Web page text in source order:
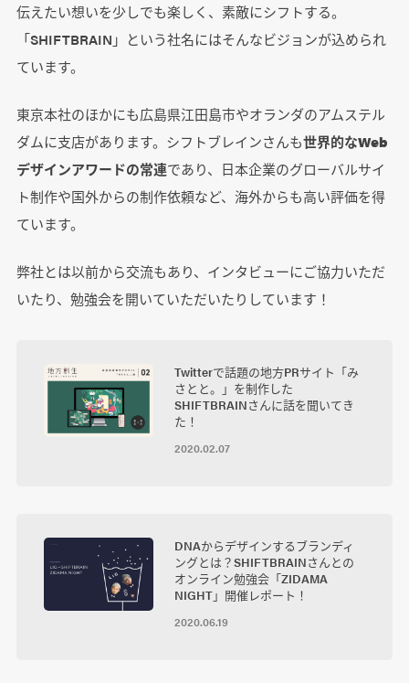
伝えたい想いを少しでも楽しく、素敵にシフトする。
「SHIFTBRAIN」という社名にはそんなビジョンが込められ
ています。
東京本社のほかにも広島県江田島市やオランダのアムステル
ダムに支店があります。シフトブレインさんも世界的なWeb
デザインアワードの常連であり、日本企業のグローバルサイ
ト制作や国外からの制作依頼など、海外からも高い評価を得
ています。
弊社とは以前から交流もあり、インタビューにご協力いただ
いたり、勉強会を開いていただいたりしています！
Twitterで話題の地方PRサイト「み
さとと。」を制作した
SHIFTBRAINさんに話を聞いてき
た！
2020.02.07
DNAからデザインするブランディ
ングとは？SHIFTBRAINさんとの
オンライン勉強会「ZIDAMA
NIGHT」開催レポート！
2020.06.19